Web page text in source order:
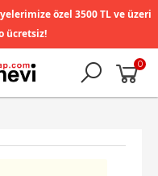
özel 3500 TL ve üzeri
ücretsiz!
0